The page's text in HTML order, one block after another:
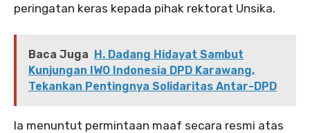
peringatan keras kepada pihak rektorat Unsika.
Baca Juga H. Dadang Hidayat Sambut
Kunjungan IWO Indonesia DPD Karawang,
Tekankan Pentingnya Solidaritas Antar-DPD
‎‎Ia menuntut permintaan maaf secara resmi atas